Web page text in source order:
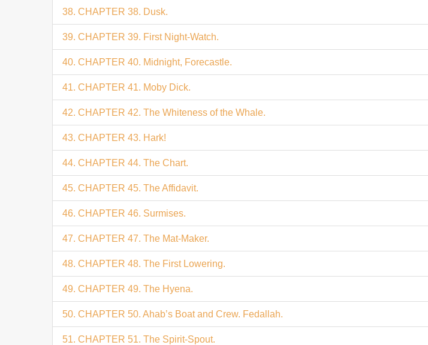
38. CHAPTER 38. Dusk.
39. CHAPTER 39. First Night-Watch.
40. CHAPTER 40. Midnight, Forecastle.
41. CHAPTER 41. Moby Dick.
42. CHAPTER 42. The Whiteness of the Whale.
43. CHAPTER 43. Hark!
44. CHAPTER 44. The Chart.
45. CHAPTER 45. The Affidavit.
46. CHAPTER 46. Surmises.
47. CHAPTER 47. The Mat-Maker.
48. CHAPTER 48. The First Lowering.
49. CHAPTER 49. The Hyena.
50. CHAPTER 50. Ahab’s Boat and Crew. Fedallah.
51. CHAPTER 51. The Spirit-Spout.